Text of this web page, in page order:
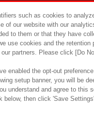
食品
such as cookies to
of our website with our
to them or that they have
use cookies and the
partners. Please click [Do
enabled the opt-out
setup banner, you will be
understand and agree to this
below, then click 'Save